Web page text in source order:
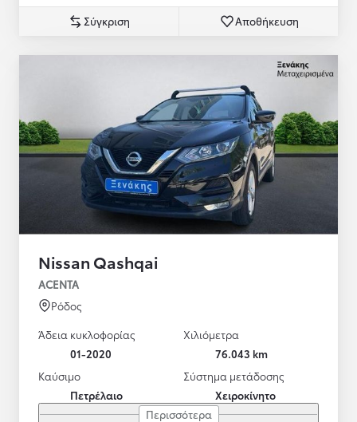
Σύγκριση Αποθήκευση
Nissan Qashqai
ACENTA
Ρόδος
Άδεια κυκλοφορίας
01-2020
Χιλιόμετρα
76.043 km
Καύσιμο
Πετρέλαιο
Σύστημα μετάδοσης
Χειροκίνητο
Περισσότερα